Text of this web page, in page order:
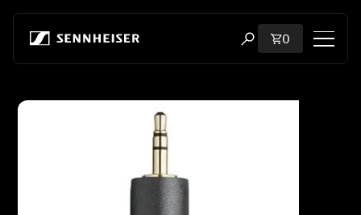
打开搜索弹出窗口
购物车内商
0
跳至产品信息